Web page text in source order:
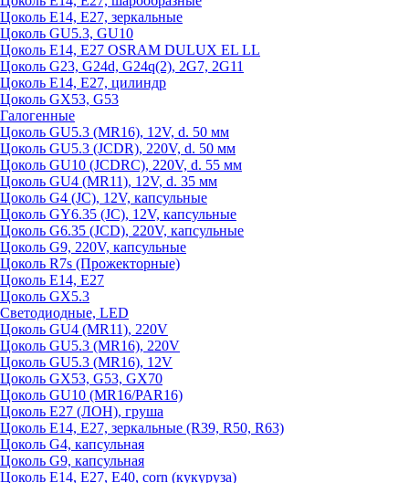
Цоколь Е14, Е27, зеркальные
Цоколь GU5.3, GU10
Цоколь Е14, Е27 OSRAM DULUX EL LL
Цоколь G23, G24d, G24q(2), 2G7, 2G11
Цоколь Е14, Е27, цилиндр
Цоколь GX53, G53
Галогенные
Цоколь GU5.3 (MR16), 12V, d. 50 мм
Цоколь GU5.3 (JCDR), 220V, d. 50 мм
Цоколь GU10 (JCDRC), 220V, d. 55 мм
Цоколь GU4 (MR11), 12V, d. 35 мм
Цоколь G4 (JC), 12V, капсульные
Цоколь GY6.35 (JC), 12V, капсульные
Цоколь G6.35 (JCD), 220V, капсульные
Цоколь G9, 220V, капсульные
Цоколь R7s (Прожекторные)
Цоколь E14, E27
Цоколь GX5.3
Светодиодные, LED
Цоколь GU4 (MR11), 220V
Цоколь GU5.3 (MR16), 220V
Цоколь GU5.3 (MR16), 12V
Цоколь GX53, G53, GX70
Цоколь GU10 (MR16/PAR16)
Цоколь Е27 (ЛОН), груша
Цоколь Е14, Е27, зеркальные (R39, R50, R63)
Цоколь G4, капсульная
Цоколь G9, капсульная
Цоколь Е14, Е27, Е40, corn (кукуруза)